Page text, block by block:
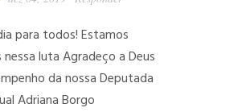
para todos!Estamos
lutaAgradeço a Deus
da nossa Deputada
Adriana Borgo